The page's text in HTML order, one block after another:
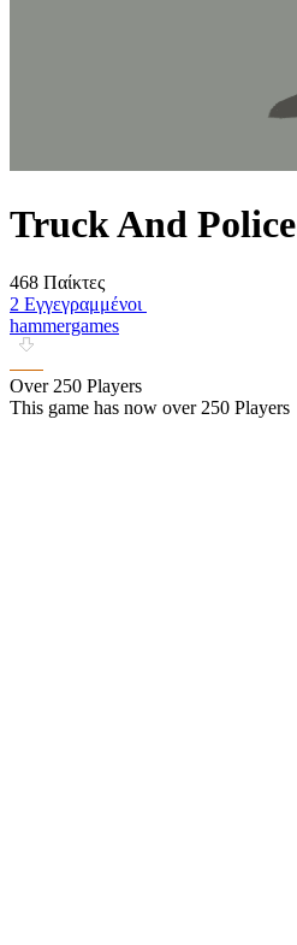
Truck And Police
468 Παίκτες
2 Εγγεγραμμένοι
hammergames
Over 250 Players
This game has now over 250 Players